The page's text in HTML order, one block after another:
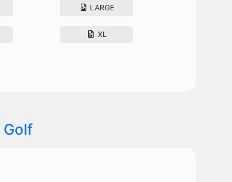
LARGE
XL
Golf